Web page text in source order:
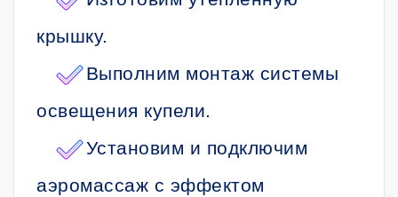
крышку.
Выполним монтаж системы
освещения купели.
Установим и подключим
аэромассаж с эффектом